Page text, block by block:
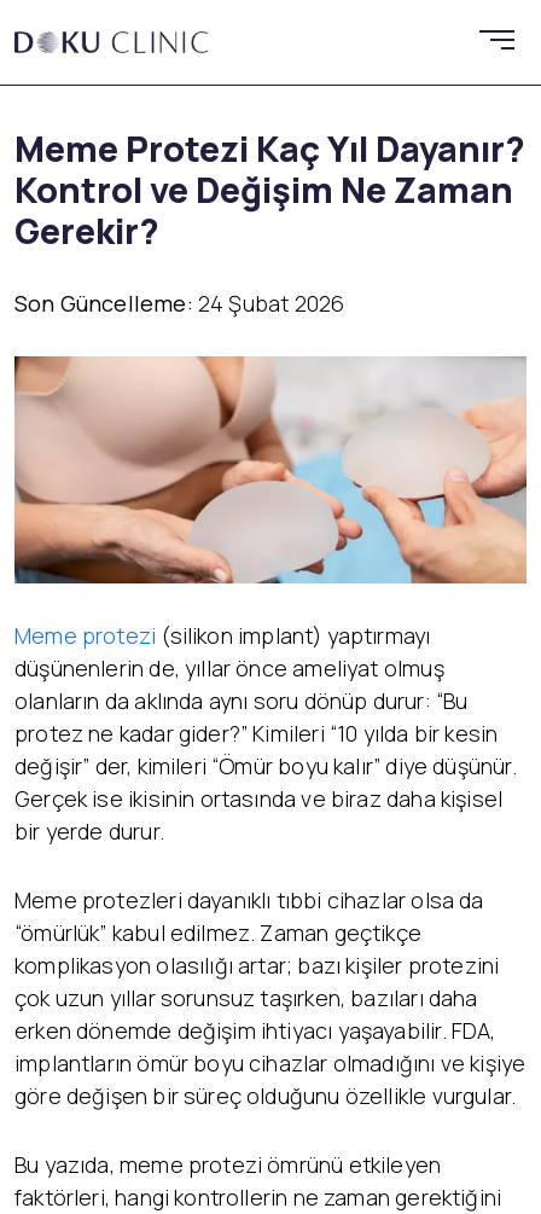
Meme Protezi Kaç Yıl Dayanır?
Kontrol ve Değişim Ne Zaman
Gerekir?
Son Güncelleme: 24 Şubat 2026
Meme protezi (silikon implant) yaptırmayı
düşünenlerin de, yıllar önce ameliyat olmuş
olanların da aklında aynı soru dönüp durur: “Bu
protez ne kadar gider?” Kimileri “10 yılda bir kesin
değişir” der, kimileri “Ömür boyu kalır” diye düşünür.
Gerçek ise ikisinin ortasında ve biraz daha kişisel
bir yerde durur.
Meme protezleri dayanıklı tıbbi cihazlar olsa da
“ömürlük” kabul edilmez. Zaman geçtikçe
komplikasyon olasılığı artar; bazı kişiler protezini
çok uzun yıllar sorunsuz taşırken, bazıları daha
erken dönemde değişim ihtiyacı yaşayabilir. FDA,
implantların ömür boyu cihazlar olmadığını ve kişiye
göre değişen bir süreç olduğunu özellikle vurgular.
Bu yazıda, meme protezi ömrünü etkileyen
faktörleri, hangi kontrollerin ne zaman gerektiğini